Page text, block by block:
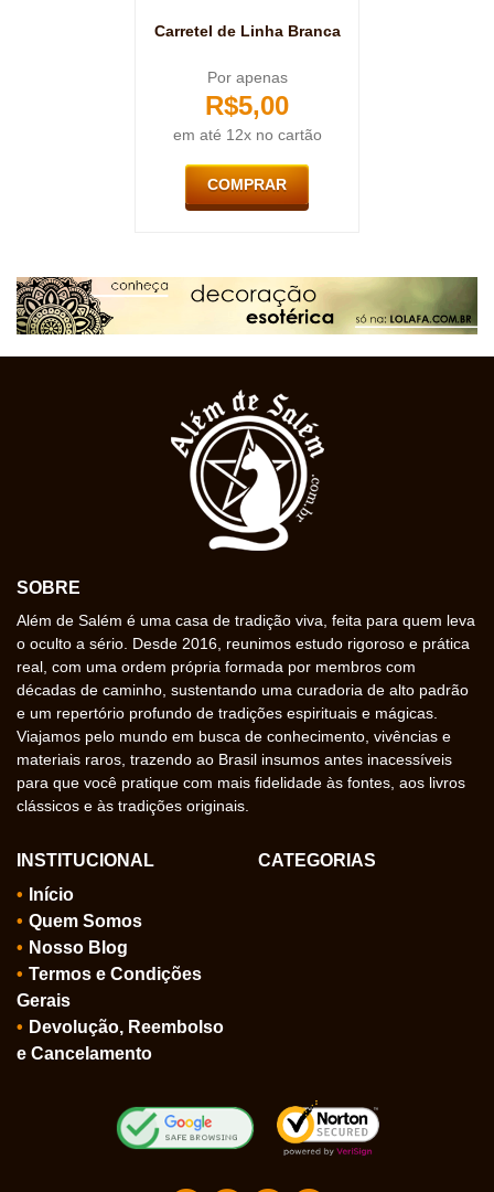
Carretel de Linha Branca
Por apenas
R$5,00
em até 12x no cartão
COMPRAR
SOBRE
Além de Salém é uma casa de tradição viva, feita para quem leva
o oculto a sério. Desde 2016, reunimos estudo rigoroso e prática
real, com uma ordem própria formada por membros com
décadas de caminho, sustentando uma curadoria de alto padrão
e um repertório profundo de tradições espirituais e mágicas.
Viajamos pelo mundo em busca de conhecimento, vivências e
materiais raros, trazendo ao Brasil insumos antes inacessíveis
para que você pratique com mais fidelidade às fontes, aos livros
clássicos e às tradições originais.
INSTITUCIONAL
Início
Quem Somos
Nosso Blog
Termos e Condições
Gerais
Devolução, Reembolso
e Cancelamento
CATEGORIAS